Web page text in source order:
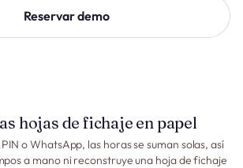
Reservar demo
hojas de fichaje en papel
o WhatsApp, las horas se suman solas, así
a mano ni reconstruye una hoja de fichaje